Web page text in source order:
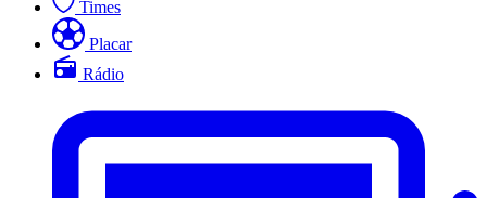
Times
Placar
Rádio